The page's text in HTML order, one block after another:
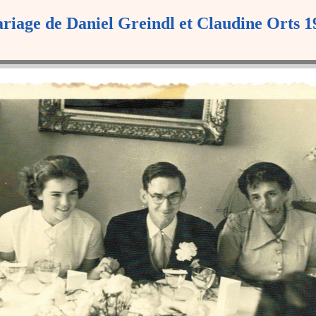
de Daniel Greindl et Claudine Orts